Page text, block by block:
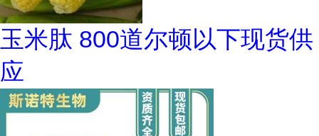
玉米肽 800道尔顿以下现货供
应